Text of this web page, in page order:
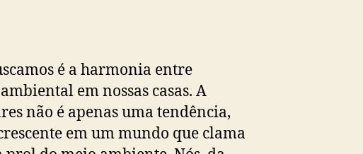
é a harmonia entre
em nossas casas. A
não é apenas uma tendência,
em um mundo que clama